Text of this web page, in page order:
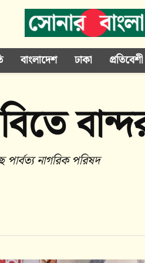
বাংলাদেশ ঢাকা প্রতিবেশী
নাগরিক পরিষদ